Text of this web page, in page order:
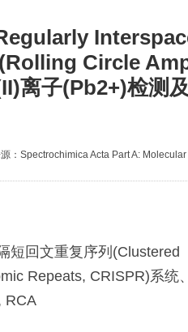
Circle
离子(Pb2+)检测
：Spectrochimica Acta Part A:
回文重复序列(Clustered
Repeats, CRISPR)系统、
RCA